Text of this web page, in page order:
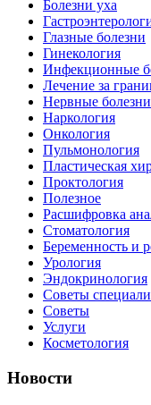
Болезни уха
Глазные болезни
Гинекология
Инфекционные
Лечение за
Нервные болезни
Наркология
Онкология
Пульмонология
Пластическая
Проктология
Полезное
Расшифровка
Стоматология
Беременность и
Урология
Эндокринология
Советы
Советы
Услуги
Косметология
Новости